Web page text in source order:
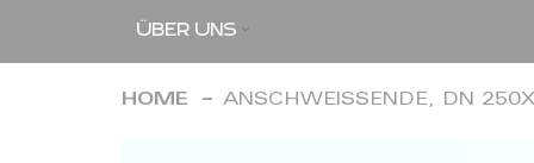
ÜBER UNS
HOME ANSCHWEISSENDE, DN